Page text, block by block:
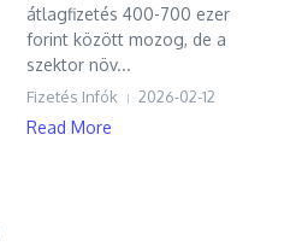
átlagfizetés 400-700 ezer
forint között mozog, de a
szektor növ...
Fizetés Infók 2026-02-12
Read More